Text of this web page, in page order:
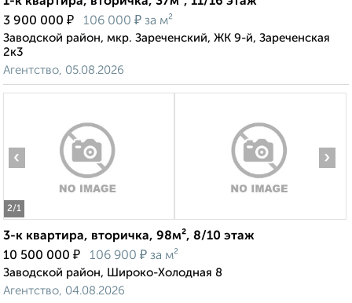
3 900 000 ₽ 106 000 ₽ за м²
Заводской район, мкр. Зареченский, ЖК 9-й, Зареченская
2к3
Агентство, 05.08.2026
2/1
‹ ›
3-к квартира, вторичка, 98м², 8/10 этаж
10 500 000 ₽ 106 900 ₽ за м²
Заводской район, Широко-Холодная 8
Агентство, 04.08.2026